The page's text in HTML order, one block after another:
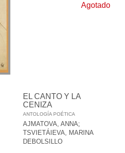
Agotado
EL CANTO Y LA
CENIZA
ANTOLOGÍA POÉTICA
AJMATOVA, ANNA;
TSVIETÁIEVA, MARINA
DEBOLSILLO